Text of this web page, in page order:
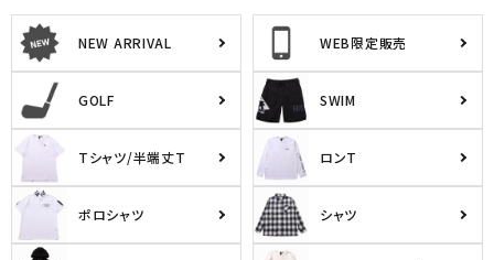
NEW ARRIVAL WEB限定販売
GOLF SWIM
Tシャツ/半端丈T ロンT
ポロシャツ シャツ